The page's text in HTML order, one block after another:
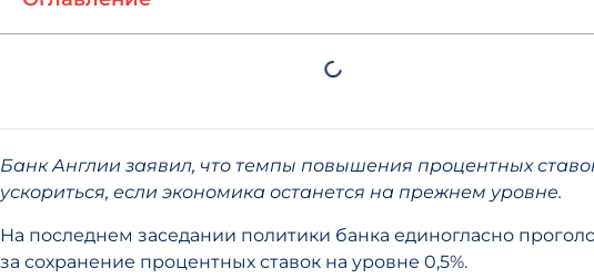
Банк Англии заявил, что темпы повышения процентных
ускориться, если экономика останется на прежнем уровне.
На последнем заседании политики банка единогласно
за сохранение процентных ставок на уровне 0,5%.